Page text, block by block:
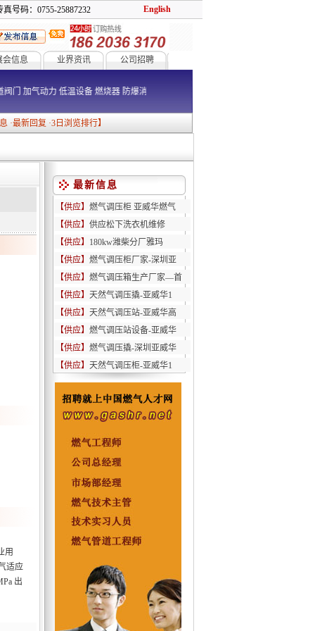
真号码：0755-25887232 English
会信息 业界资讯 公司招聘
阀门 加气动力 低温设备 燃烧器 防爆消防
·最新回复 ·3日浏览排行】
用
适应
出
最新信息
【供应】 燃气调压柜 亚威华燃气
【供应】 供应松下洗衣机维修
【供应】 180kw潍柴分厂雅玛
【供应】 燃气调压柜厂家-深圳亚
【供应】 燃气调压箱生产厂家—首
【供应】 天然气调压撬-亚威华1
【供应】 天然气调压站-亚威华高
【供应】 燃气调压站设备-亚威华
【供应】 燃气调压撬-深圳亚威华
【供应】 天然气调压柜-亚威华1